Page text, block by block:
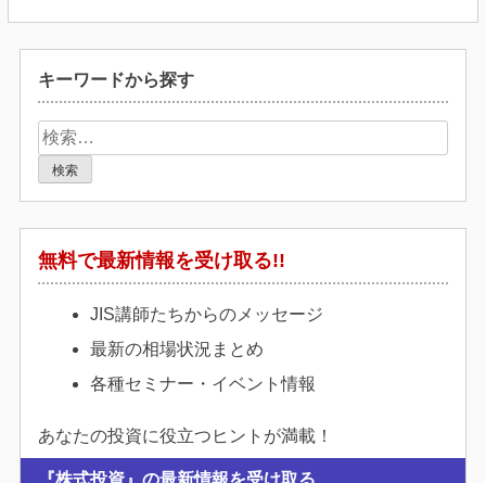
ゲ
キーワードから探す
検
索:
無料で最新情報を受け取る!!
JIS講師たちからのメッセージ
最新の相場状況まとめ
各種セミナー・イベント情報
あなたの投資に役立つヒントが満載！